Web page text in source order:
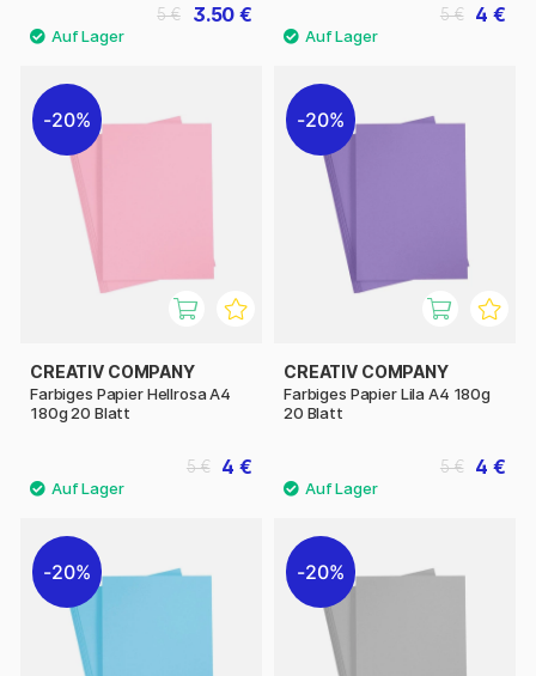
3.50 €
5 € 4 €
5 €
20%
CREATIV COMPANY
Farbiges Papier Hellrosa A4
180g 20 Blatt
4 €
5 €
20%
CREATIV COMPANY
Farbiges Papier Lila A4 180g
20 Blatt
4 €
5 €
20% 20%